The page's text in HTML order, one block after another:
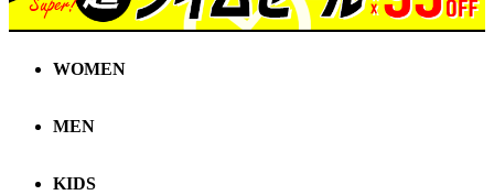
WOMEN
MEN
KIDS